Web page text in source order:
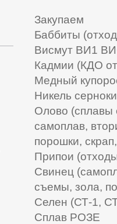
Закупаем
Баббиты
Висмут ВИ1
Кадмии (КДО
Медный
Никель
Олово (сплавы
самоплав,
порошки,
Припои
Свинец
съемы, зола,
Селен (СТ-1,
Сплав РОЗЕ